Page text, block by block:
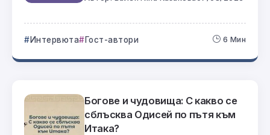
Интервюта Гост-автори 6 Мин
Богове и чудовища: С какво се
сблъсква Одисей по пътя към
Итака?